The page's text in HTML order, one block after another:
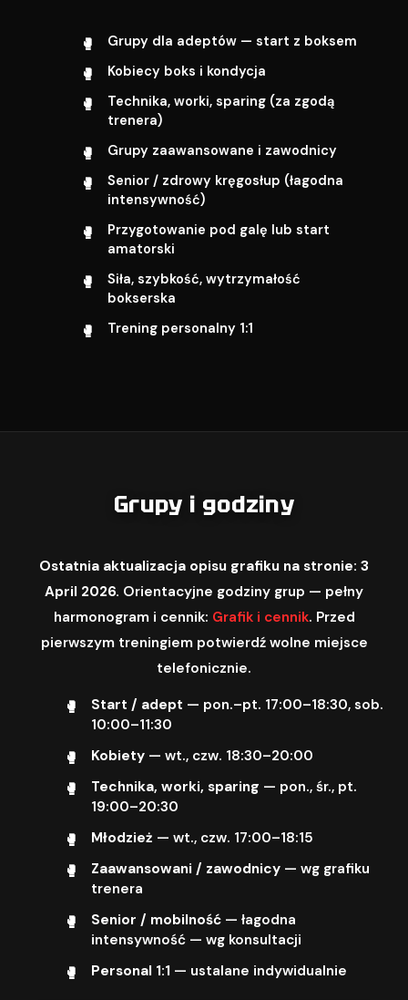
Grupy dla adeptów — start z boksem
Kobiecy boks i kondycja
Technika, worki, sparing (za zgodą
trenera)
Grupy zaawansowane i zawodnicy
Senior / zdrowy kręgosłup (łagodna
intensywność)
Przygotowanie pod galę lub start
amatorski
Siła, szybkość, wytrzymałość
bokserska
Trening personalny 1:1
Grupy i godziny
Ostatnia aktualizacja opisu grafiku na stronie: 3
April 2026. Orientacyjne godziny grup — pełny
harmonogram i cennik: Grafik i cennik. Przed
pierwszym treningiem potwierdź wolne miejsce
telefonicznie.
Start / adept — pon.–pt. 17:00–18:30, sob.
10:00–11:30
Kobiety— wt., czw. 18:30–20:00
Technika, worki, sparing — pon., śr., pt.
19:00–20:30
Młodzież — wt., czw. 17:00–18:15
Zaawansowani / zawodnicy— wg grafiku
trenera
Senior / mobilność— łagodna
intensywność — wg konsultacji
Personal 1:1 — ustalane indywidualnie